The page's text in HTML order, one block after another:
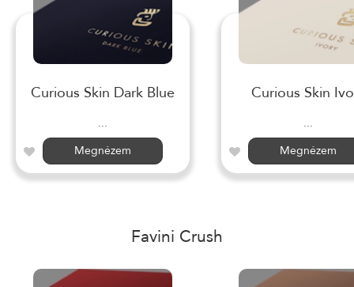
Curious Skin Dark Blue
...
Megnézem
Curious Skin
...
Megnézem
Favini Crush